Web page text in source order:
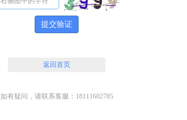
提交验证
返回首页
如有疑问，请联系客服：18111602785